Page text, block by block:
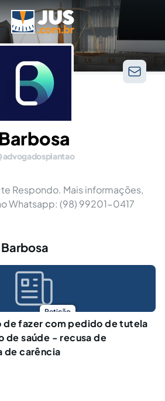
Barbosa
advogadosplantao
Respondo. Mais informações,
Whatsapp: (98) 99201-0417
Petição
de fazer com pedido de tutela
de saúde - recusa de
de carência